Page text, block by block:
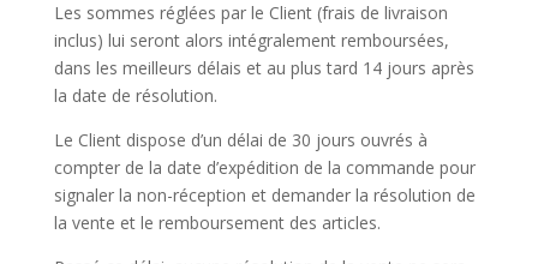
Les sommes réglées par le Client (frais de livraison
inclus) lui seront alors intégralement remboursées,
dans les meilleurs délais et au plus tard 14 jours après
la date de résolution.
Le Client dispose d’un délai de 30 jours ouvrés à
compter de la date d’expédition de la commande pour
signaler la non-réception et demander la résolution de
la vente et le remboursement des articles.